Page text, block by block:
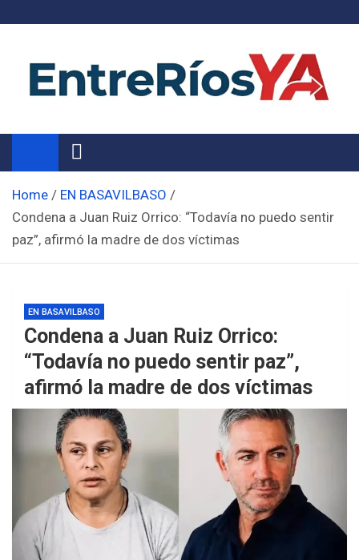
Noticias de Entre Ríos
Información de toda la provincia ahora
Home
EN BASAVILBASO
Condena a Juan Ruiz Orrico: “Todavía no puedo sentir
paz”, afirmó la madre de dos víctimas
EN BASAVILBASO
Condena a Juan Ruiz Orrico:
“Todavía no puedo sentir paz”,
afirmó la madre de dos víctimas